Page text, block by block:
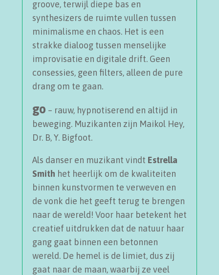
groove, terwijl diepe bas en
synthesizers de ruimte vullen tussen
minimalisme en chaos. Het is een
strakke dialoog tussen menselijke
improvisatie en digitale drift. Geen
consessies, geen filters, alleen de pure
drang om te gaan.
go – rauw, hypnotiserend en altijd in
beweging. Muzikanten zijn Maikol Hey,
Dr. B, Y. Bigfoot.
Als danser en muzikant vindt Estrella
Smith het heerlijk om de kwaliteiten
binnen kunstvormen te verweven en
de vonk die het geeft terug te brengen
naar de wereld! Voor haar betekent het
creatief uitdrukken dat de natuur haar
gang gaat binnen een betonnen
wereld. De hemel is de limiet, dus zij
gaat naar de maan, waarbij ze veel